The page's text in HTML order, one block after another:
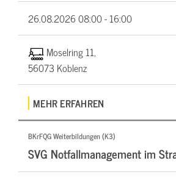
26.08.202608:00 - 16:00
Moselring 11,
56073 Koblenz
MEHR ERFAHREN
BKrFQG Weiterbildungen (K3)
SVG Notfallmanagement im